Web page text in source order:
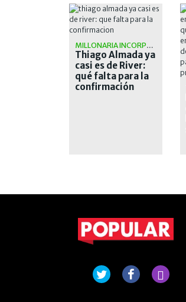
MILLONARIA INCORPORACIÓN
Thiago Almada ya
casi es de River:
qué falta para la
confirmación